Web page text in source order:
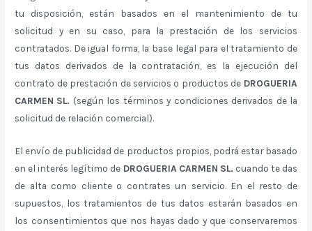
tu disposición, están basados en el mantenimiento de tu
solicitud y en su caso, para la prestación de los servicios
contratados. De igual forma, la base legal para el tratamiento de
tus datos derivados de la contratación, es la ejecución del
contrato de prestación de servicios o productos de DROGUERIA
CARMEN SL. (según los términos y condiciones derivados de la
solicitud de relación comercial).
El envío de publicidad de productos propios, podrá estar basado
en el interés legítimo de DROGUERIA CARMEN SL. cuando te das
de alta como cliente o contrates un servicio. En el resto de
supuestos, los tratamientos de tus datos estarán basados en
los consentimientos que nos hayas dado y que conservaremos